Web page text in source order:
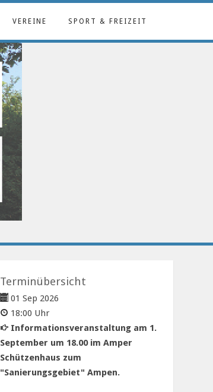
VEREINE SPORT & FREIZEIT
Terminübersicht
01 Sep 2026
18:00 Uhr
Informationsveranstaltung am 1.
September um 18.00 im Amper
Schützenhaus zum
"Sanierungsgebiet" Ampen.